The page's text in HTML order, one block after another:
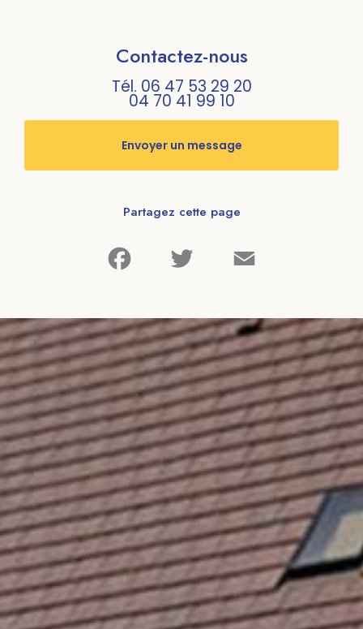
Contactez-nous
Tél. 06 47 53 29 20
04 70 41 99 10
Envoyer un message
Partagez cette page